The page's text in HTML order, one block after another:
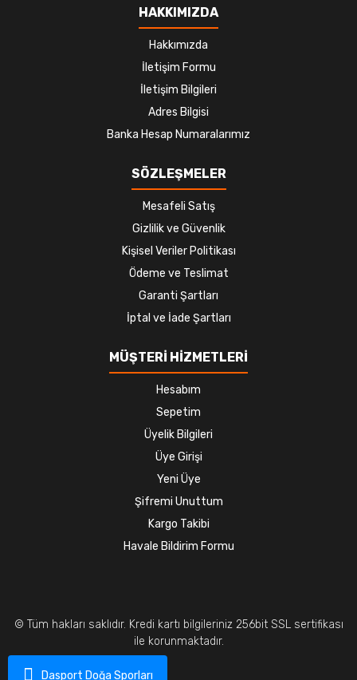
Dasport Doğa Sporları
HAKKIMIZDA
Hakkımızda
İletişim Formu
İletişim Bilgileri
Adres Bilgisi
Banka Hesap Numaralarımız
SÖZLEŞMELER
Mesafeli Satış
Gizlilik ve Güvenlik
Kişisel Veriler Politikası
Ödeme ve Teslimat
Garanti Şartları
İptal ve İade Şartları
MÜŞTERİ HİZMETLERİ
Hesabım
Sepetim
Üyelik Bilgileri
Üye Girişi
Yeni Üye
Şifremi Unuttum
Kargo Takibi
Havale Bildirim Formu
© Tüm hakları saklıdır. Kredi kartı bilgileriniz 256bit SSL sertifikası
ile korunmaktadır.